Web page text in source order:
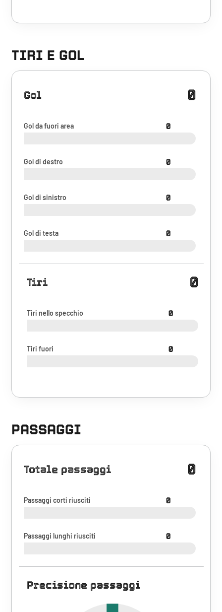
TIRI E GOL
Gol 0
Gol da fuori area 0
Gol di destro 0
Gol di sinistro 0
Gol di testa 0
Tiri 0
Tiri nello specchio 0
Tiri fuori 0
PASSAGGI
Totale passaggi 0
Passaggi corti riusciti 0
Passaggi lunghi riusciti 0
Precisione passaggi